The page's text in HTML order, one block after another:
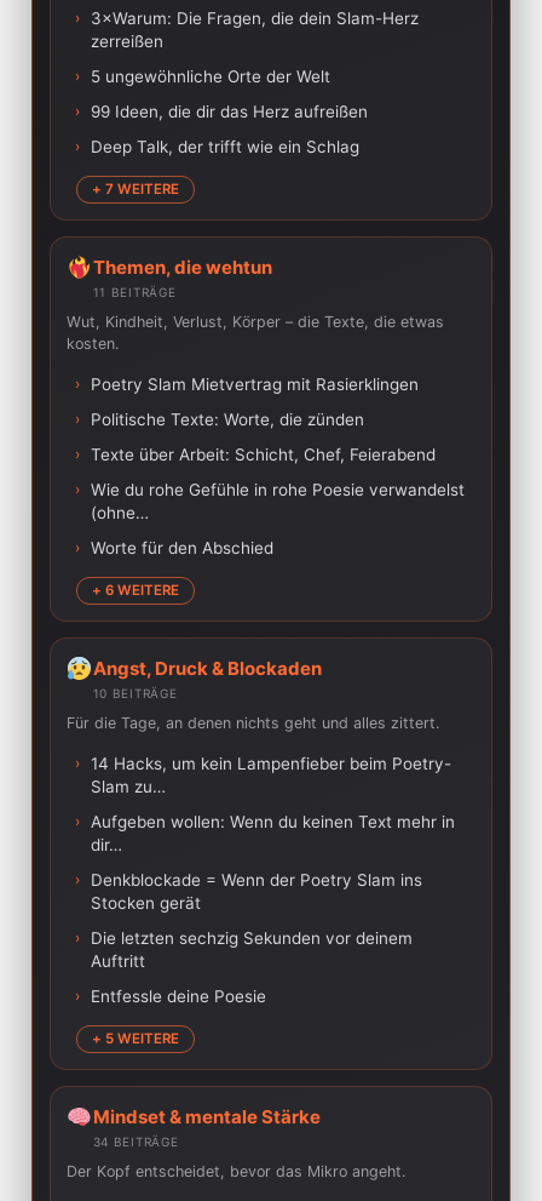
›
3×Warum: Die Fragen, die dein Slam-Herz
zerreißen
› 5 ungewöhnliche Orte der Welt
› 99 Ideen, die dir das Herz aufreißen
› Deep Talk, der trifft wie ein Schlag
+ 7 WEITERE
Themen, die wehtun
11 BEITRÄGE
Wut, Kindheit, Verlust, Körper – die Texte, die etwas
kosten.
› Poetry Slam Mietvertrag mit Rasierklingen
› Politische Texte: Worte, die zünden
› Texte über Arbeit: Schicht, Chef, Feierabend
› Wie du rohe Gefühle in rohe Poesie verwandelst
(ohne…
› Worte für den Abschied
+ 6 WEITERE
Angst, Druck & Blockaden
10 BEITRÄGE
Für die Tage, an denen nichts geht und alles zittert.
› 14 Hacks, um kein Lampenfieber beim Poetry-
Slam zu…
› Aufgeben wollen: Wenn du keinen Text mehr in
dir…
›
Denkblockade = Wenn der Poetry Slam ins
Stocken gerät
›
Die letzten sechzig Sekunden vor deinem
Auftritt
› Entfessle deine Poesie
+ 5 WEITERE
Mindset & mentale Stärke
34 BEITRÄGE
Der Kopf entscheidet, bevor das Mikro angeht.